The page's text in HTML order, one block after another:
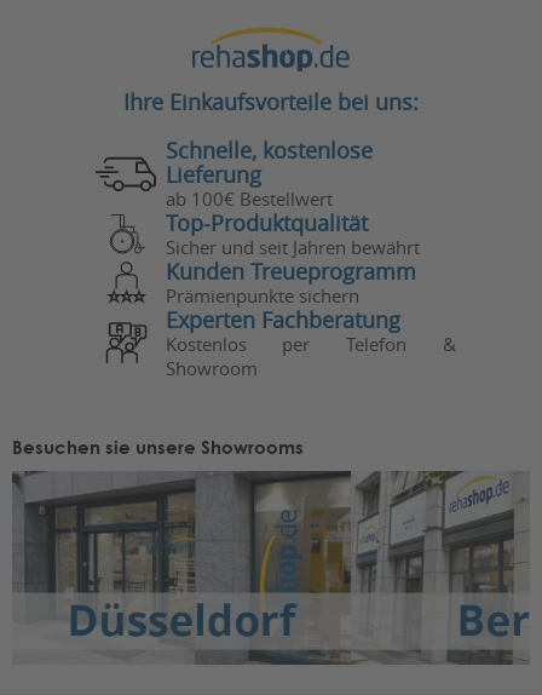
Ihre Einkaufsvorteile bei uns:
Schnelle, kostenlose
Lieferung
ab 100€ Bestellwert
Top-Produktqualität
Sicher und seit Jahren bewährt
Kunden Treueprogramm
Prämienpunkte sichern
Experten Fachberatung
Kostenlos per Telefon &
Showroom
Besuchen sie unsere Showrooms